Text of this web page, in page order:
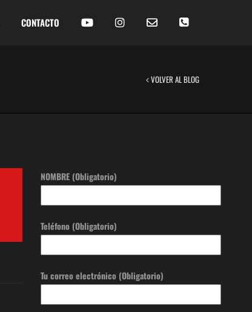
CONTACTO
VOLVER AL BLOG
NOMBRE (Obligatorio)
Teléfono (Obligatorio)
Tu correo electrónico (Obligatorio)